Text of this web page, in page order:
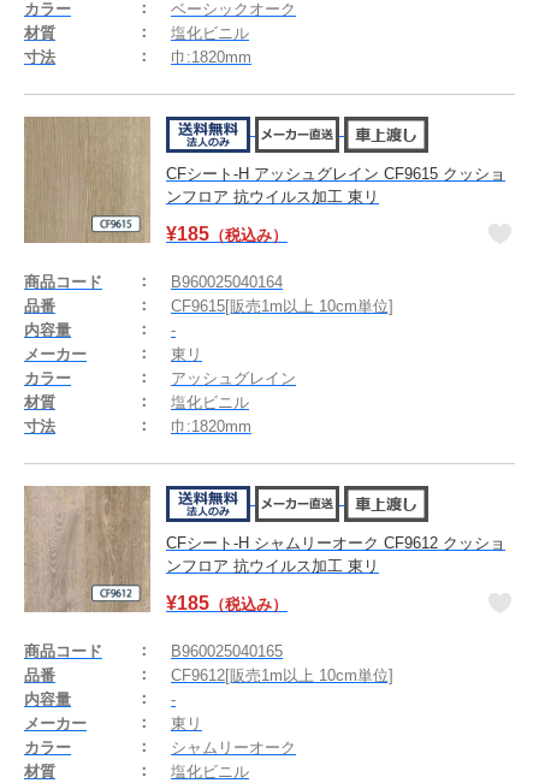
カラー
ベーシックオーク
材質
塩化ビニル
寸法
巾:1820mm
CFシート-H アッシュグレイン CF9615 クッショ
ンフロア 抗ウイルス加工 東リ
¥185 （税込み）
商品コード
B960025040164
品番
CF9615[販売1m以上 10cm単位]
内容量
-
メーカー
東リ
カラー
アッシュグレイン
材質
塩化ビニル
寸法
巾:1820mm
CFシート-H シャムリーオーク CF9612 クッショ
ンフロア 抗ウイルス加工 東リ
¥185 （税込み）
商品コード
B960025040165
品番
CF9612[販売1m以上 10cm単位]
内容量
-
メーカー
東リ
カラー
シャムリーオーク
材質
塩化ビニル